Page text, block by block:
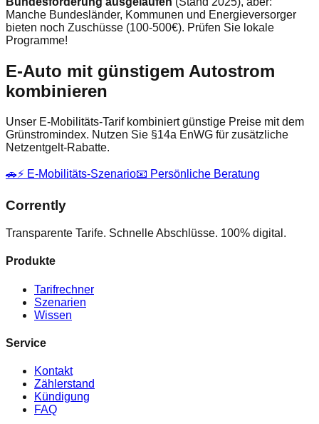
Manche Bundesländer, Kommunen und Energieversorger
bieten noch Zuschüsse (100-500€). Prüfen Sie lokale
Programme!
E-Auto mit günstigem Autostrom
kombinieren
Unser E-Mobilitäts-Tarif kombiniert günstige Preise mit dem
Grünstromindex. Nutzen Sie §14a EnWG für zusätzliche
Netzentgelt-Rabatte.
🚗⚡ E-Mobilitäts-Szenario📧 Persönliche Beratung
Corrently
Transparente Tarife. Schnelle Abschlüsse. 100% digital.
Produkte
Tarifrechner
Szenarien
Wissen
Service
Kontakt
Zählerstand
Kündigung
FAQ